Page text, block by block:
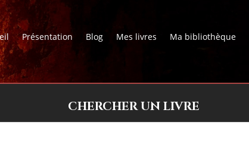
Présentation Blog Mes livres Ma bibliothèque
CHERCHER UN LIVRE